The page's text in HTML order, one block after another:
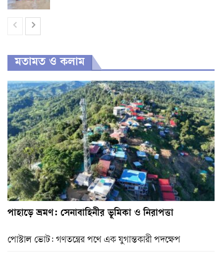
মতামত ও কলাম
পাহাড়ে ভ্রমণ: সেনাবাহিনীর ভূমিকা ও নিরাপত্তা
পোস্টাল ভোট: গণতন্ত্রের পথে এক যুগান্তকারী পদক্ষেপ